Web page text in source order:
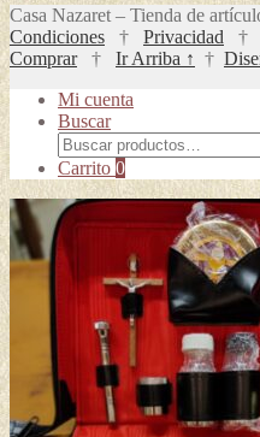
Casa Nazaret – Tienda de
Condiciones † Privacidad †
Comprar† Ir Arriba ↑ †
Mi cuenta
Buscar
Buscar
por:
Carrito 0